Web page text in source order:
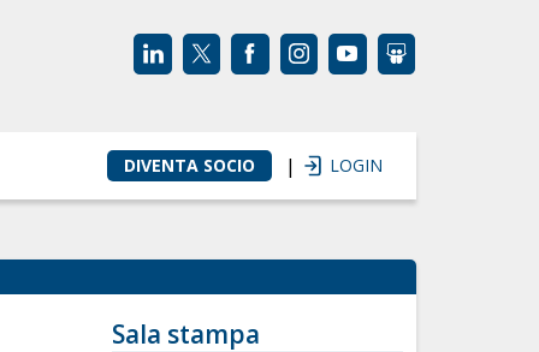
DIVENTA SOCIO | LOGIN
Sala stampa